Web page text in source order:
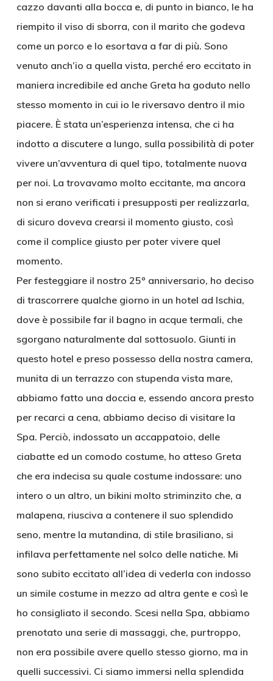
cazzo davanti alla bocca e, di punto in bianco, le ha
riempito il viso di sborra, con il marito che godeva
come un porco e lo esortava a far di più. Sono
venuto anch’io a quella vista, perché ero eccitato in
maniera incredibile ed anche Greta ha goduto nello
stesso momento in cui io le riversavo dentro il mio
piacere. È stata un’esperienza intensa, che ci ha
indotto a discutere a lungo, sulla possibilità di poter
vivere un’avventura di quel tipo, totalmente nuova
per noi. La trovavamo molto eccitante, ma ancora
non si erano verificati i presupposti per realizzarla,
di sicuro doveva crearsi il momento giusto, così
come il complice giusto per poter vivere quel
momento.
Per festeggiare il nostro 25º anniversario, ho deciso
di trascorrere qualche giorno in un hotel ad Ischia,
dove è possibile far il bagno in acque termali, che
sgorgano naturalmente dal sottosuolo. Giunti in
questo hotel e preso possesso della nostra camera,
munita di un terrazzo con stupenda vista mare,
abbiamo fatto una doccia e, essendo ancora presto
per recarci a cena, abbiamo deciso di visitare la
Spa. Perciò, indossato un accappatoio, delle
ciabatte ed un comodo costume, ho atteso Greta
che era indecisa su quale costume indossare: uno
intero o un altro, un bikini molto striminzito che, a
malapena, riusciva a contenere il suo splendido
seno, mentre la mutandina, di stile brasiliano, si
infilava perfettamente nel solco delle natiche. Mi
sono subito eccitato all’idea di vederla con indosso
un simile costume in mezzo ad altra gente e così le
ho consigliato il secondo. Scesi nella Spa, abbiamo
prenotato una serie di massaggi, che, purtroppo,
non era possibile avere quello stesso giorno, ma in
quelli successivi. Ci siamo immersi nella splendida